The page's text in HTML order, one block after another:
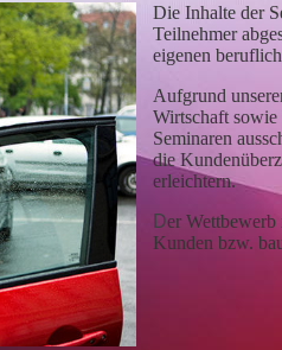
Die Inhalte der
Teilnehmer
eigenen
Aufgrund
Wirtschaft sowie
Seminaren
die
erleichtern.
Der
Kunden bzw.